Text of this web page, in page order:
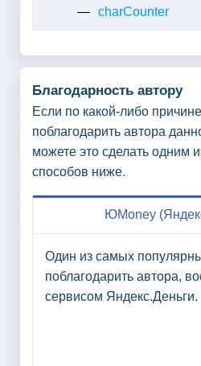
charCounter
Благодарность автору
Если по какой-либо
поблагодарить автора
можете это сделать одним
способов ниже.
ЮMoney
Один из самых
поблагодарить автора,
сервисом Яндекс.Деньги.